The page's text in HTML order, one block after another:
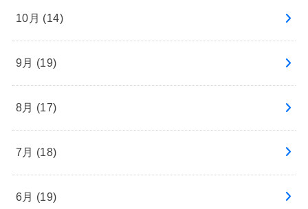
10月 (14)
9月 (19)
8月 (17)
7月 (18)
6月 (19)